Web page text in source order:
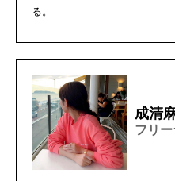
る。
成清
フリ